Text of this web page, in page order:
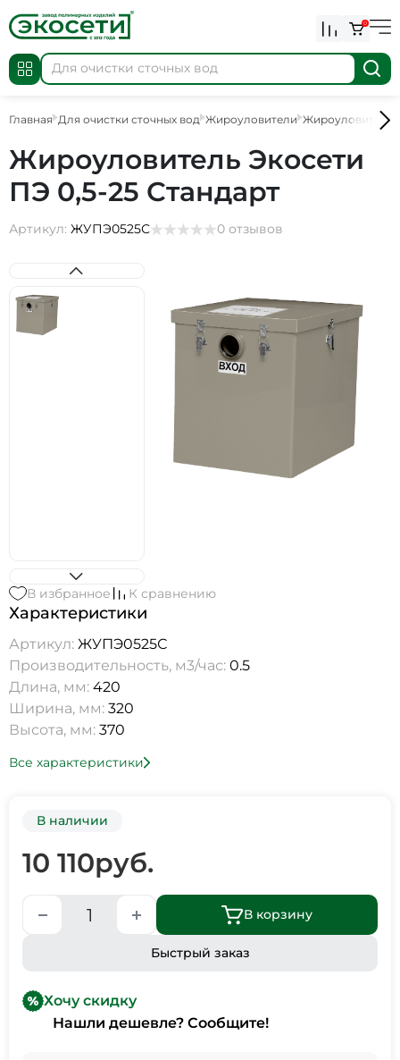
0
Главная Для очистки сточных вод Жироуловители Жироуловители
Жироуловитель Экосети
ПЭ 0,5-25 Стандарт
Артикул: ЖУПЭ0525С 0 отзывов
В избранное К сравнению
Характеристики
Артикул: ЖУПЭ0525С
Производительность, м3/час: 0.5
Длина, мм: 420
Ширина, мм: 320
Высота, мм: 370
Все характеристики
В наличии
10 110руб.
В корзину
Быстрый заказ
Хочу скидку
Нашли дешевле? Сообщите!